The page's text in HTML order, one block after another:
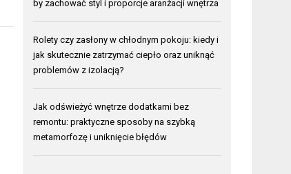
by zachować styl i proporcje aranżacji wnętrza
Rolety czy zasłony w chłodnym pokoju: kiedy i
jak skutecznie zatrzymać ciepło oraz uniknąć
problemów z izolacją?
Jak odświeżyć wnętrze dodatkami bez
remontu: praktyczne sposoby na szybką
metamorfozę i uniknięcie błędów